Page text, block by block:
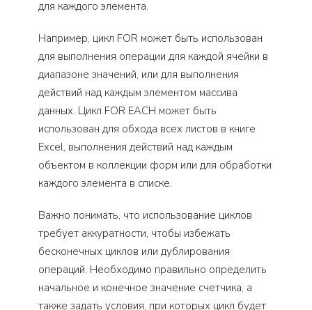
для каждого элемента.
Например, цикл FOR может быть использован
для выполнения операции для каждой ячейки в
диапазоне значений, или для выполнения
действий над каждым элементом массива
данных. Цикл FOR EACH может быть
использован для обхода всех листов в книге
Excel, выполнения действий над каждым
объектом в коллекции форм или для обработки
каждого элемента в списке.
Важно понимать, что использование циклов
требует аккуратности, чтобы избежать
бесконечных циклов или дублирования
операций. Необходимо правильно определить
начальное и конечное значение счетчика, а
также задать условия, при которых цикл будет